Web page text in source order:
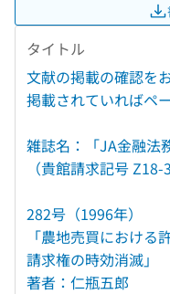
タイトル
文献の掲載の確認を
掲載されていればペ
雑誌名：「JA金融法
（貴館請求記号 Z18-
282号（1996年）
「農地売買におけ
請求権の時効消滅」
著者：仁瓶五郎